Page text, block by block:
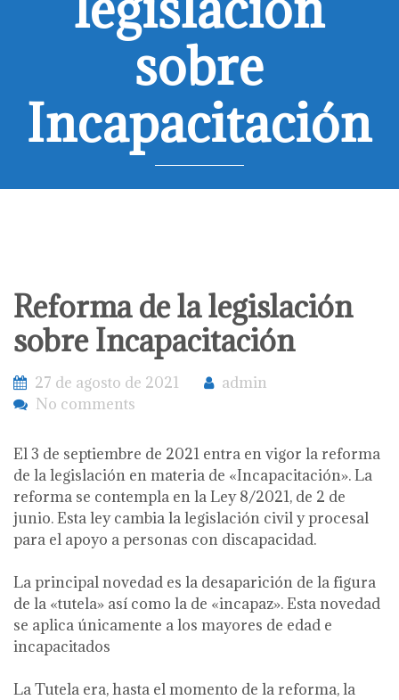
sobre
Incapacitación
Reforma de la legislación
sobre Incapacitación
27 de agosto de 2021
admin
No comments
El 3 de septiembre de 2021 entra en vigor la reforma
de la legislación en materia de «Incapacitación». La
reforma se contempla en la Ley 8/2021, de 2 de
junio. Esta ley cambia la legislación civil y procesal
para el apoyo a personas con discapacidad.
La principal novedad es la desaparición de la figura
de la «tutela» así como la de «incapaz». Esta novedad
se aplica únicamente a los mayores de edad e
incapacitados
La Tutela era, hasta el momento de la reforma, la